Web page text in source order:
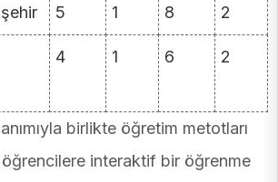
5 1 8 2
4 1 6 2
birlikte öğretim metotları
interaktif bir öğrenme